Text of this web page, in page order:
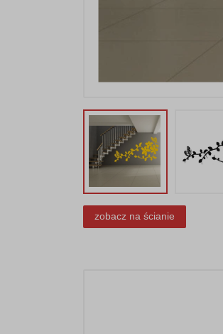
zobacz na ścianie